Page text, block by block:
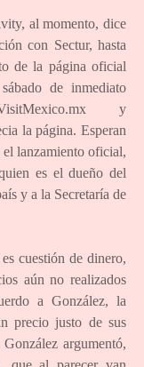
al momento, dice
con Sectur, hasta
de la página oficial
de inmediato
y
la página. Esperan
el lanzamiento oficial,
es el dueño del
y a la Secretaría de
cuestión de dinero,
aún no realizados
a González, la
precio justo de sus
argumentó,